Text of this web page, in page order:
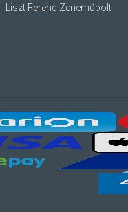
Liszt Ferenc Zeneműbolt